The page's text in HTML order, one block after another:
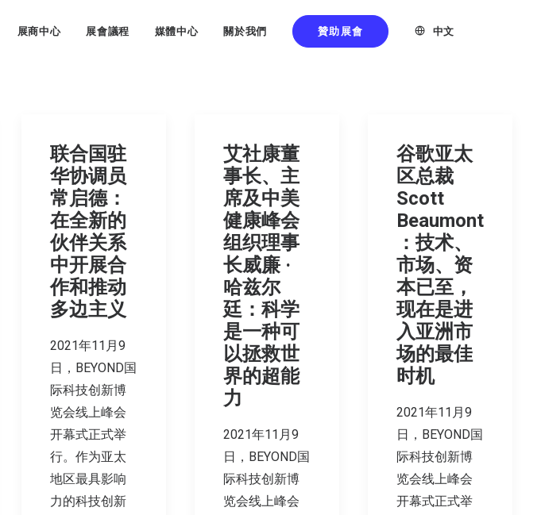
展商中心 展會議程 媒體中心 關於我們 贊助展會 中文
联合国驻
华协调员
常启德：
在全新的
伙伴关系
中开展合
作和推动
多边主义
2021年11月9
日，BEYOND国
际科技创新博
览会线上峰会
开幕式正式举
行。作为亚太
地区最具影响
力的科技创新
艾社康董
事长、主
席及中美
健康峰会
组织理事
长威廉 ·
哈兹尔
廷：科学
是一种可
以拯救世
界的超能
力
2021年11月9
日，BEYOND国
际科技创新博
览会线上峰会
谷歌亚太
区总裁
Scott
Beaumont
：技术、
市场、资
本已至，
现在是进
入亚洲市
场的最佳
时机
2021年11月9
日，BEYOND国
际科技创新博
览会线上峰会
开幕式正式举